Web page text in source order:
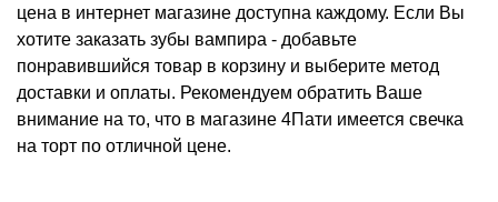
цена в интернет магазине доступна каждому. Если Вы
хотите заказать зубы вампира - добавьте
понравившийся товар в корзину и выберите метод
доставки и оплаты. Рекомендуем обратить Ваше
внимание на то, что в магазине 4Пати имеется свечка
на торт по отличной цене.